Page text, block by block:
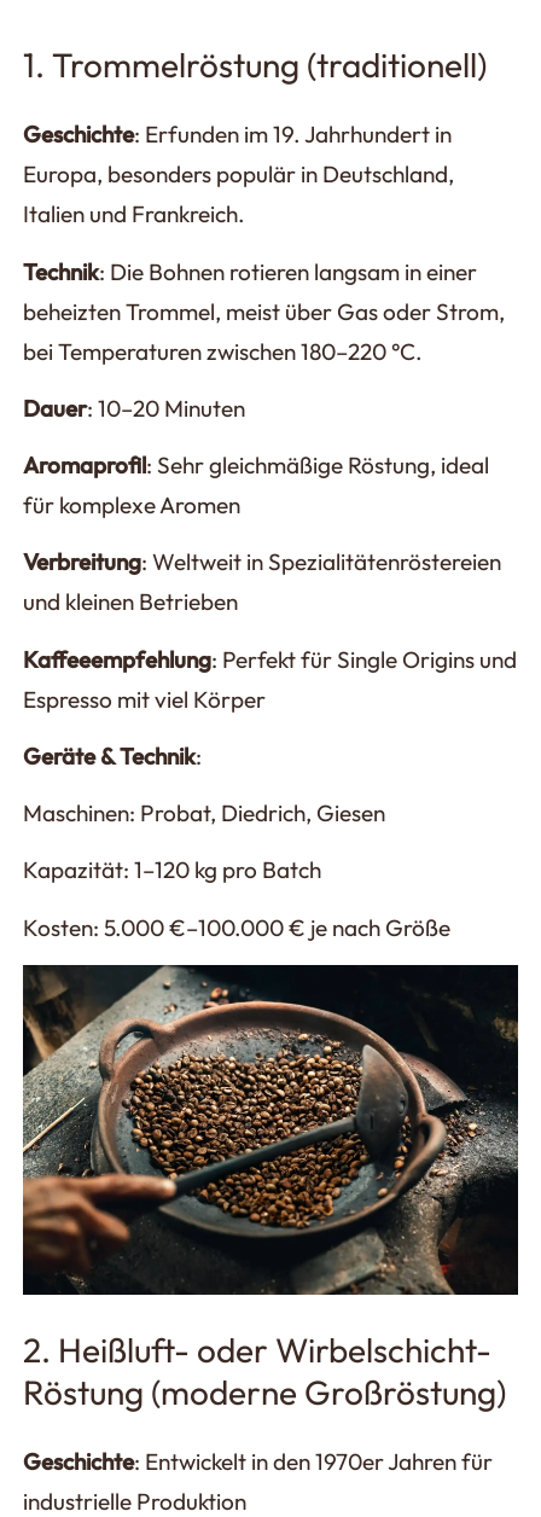
1. Trommelröstung (traditionell)
Geschichte: Erfunden im 19. Jahrhundert in
Europa, besonders populär in Deutschland,
Italien und Frankreich.
Technik: Die Bohnen rotieren langsam in einer
beheizten Trommel, meist über Gas oder Strom,
bei Temperaturen zwischen 180–220 °C.
Dauer: 10–20 Minuten
Aromaprofil: Sehr gleichmäßige Röstung, ideal
für komplexe Aromen
Verbreitung: Weltweit in Spezialitätenröstereien
und kleinen Betrieben
Kaffeeempfehlung: Perfekt für Single Origins und
Espresso mit viel Körper
Geräte & Technik:
Maschinen: Probat, Diedrich, Giesen
Kapazität: 1–120 kg pro Batch
Kosten: 5.000 €–100.000 € je nach Größe
2. Heißluft- oder Wirbelschicht-
Röstung (moderne Großröstung)
Geschichte: Entwickelt in den 1970er Jahren für
industrielle Produktion